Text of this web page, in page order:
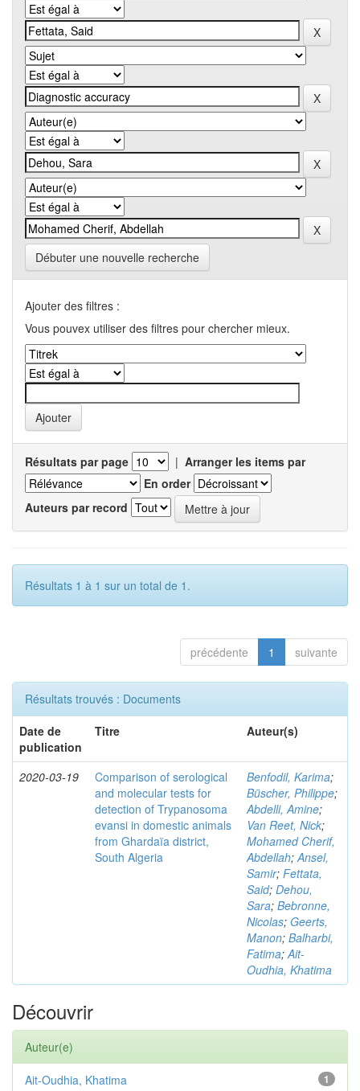
Débuter une nouvelle recherche
Ajouter des filtres :
Vous pouvex utiliser des filtres pour chercher mieux.
Résultats par page | Arranger les items par
En order
Auteurs par record
Résultats 1 à 1 sur un total de 1.
précédente 1 suivante
Résultats trouvés : Documents
Date de
publication
Titre Auteur(s)
2020-03-19
Comparison of serological
and molecular tests for
detection of Trypanosoma
evansi in domestic animals
from Ghardaïa district,
South Algeria
Benfodil, Karima;
Büscher, Philippe;
Abdelli, Amine;
Van Reet, Nick;
Mohamed Cherif,
Abdellah;Ansel,
Samir; Fettata,
Said; Dehou,
Sara; Bebronne,
Nicolas; Geerts,
Manon; Balharbi,
Fatima;Ait-
Oudhia, Khatima
Découvrir
Auteur(e)
1
Ait-Oudhia, Khatima